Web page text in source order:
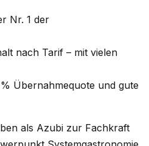
Nr. 1 der
nach Tarif – mit vielen
Übernahmequote und gute
als Azubi zur Fachkraft